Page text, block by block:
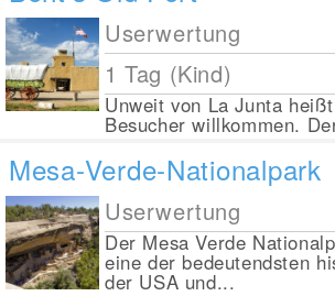
Userwertung
1 Tag (Kind)
Unweit von La Junta
Besucher willkommen.
Mesa-Verde-Nationalpark
Userwertung
Der Mesa Verde
eine der bedeutendsten
der USA und...